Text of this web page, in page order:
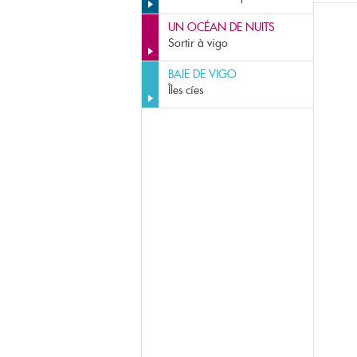
UN OCÉAN DE NUITS
Sortir à vigo
BAIE DE VIGO
Îles cíes